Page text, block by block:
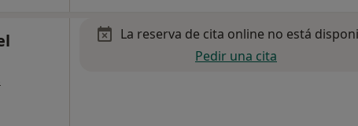
La reserva de cita online no está
Pedir una cita